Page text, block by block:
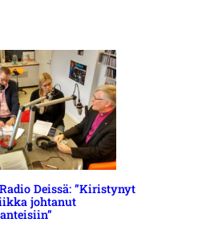
Deissä: ”Kiristynyt
johtanut